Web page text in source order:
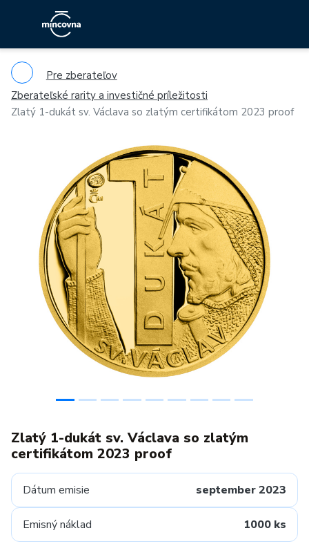
Pre zberateľov
Zberateľské rarity a investičné príležitosti
Zlatý 1-dukát sv. Václava so zlatým certifikátom 2023 proof
Previous
Zlatý 1-dukát sv. Václava so zlatým
certifikátom 2023 proof
Dátum emisie september 2023
Emisný náklad 1000 ks